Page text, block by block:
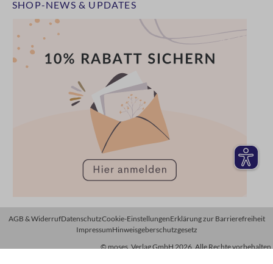
SHOP-NEWS & UPDATES
AGB & WiderrufDatenschutzCookie-EinstellungenErklärung zur Barrierefreiheit
ImpressumHinweisgeberschutzgesetz
© moses. Verlag GmbH 2026. Alle Rechte vorbehalten.